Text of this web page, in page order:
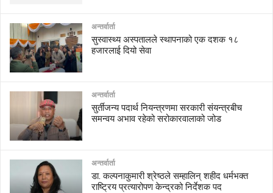
अन्तर्वार्ता
सुस्वास्थ्य अस्पतालले स्थापनाको एक दशक १८
हजारलाई दियो सेवा
अन्तर्वार्ता
सुर्तीजन्य पदार्थ नियन्त्रणमा सरकारी संयन्त्रबीच
समन्वय अभाव रहेको सरोकारवालाको जोड
अन्तर्वार्ता
डा. कल्पनाकुमारी श्रेष्ठले सम्हालिन् शहीद धर्मभक्त
राष्ट्रिय प्रत्यारोपण केन्द्रको निर्देशक पद